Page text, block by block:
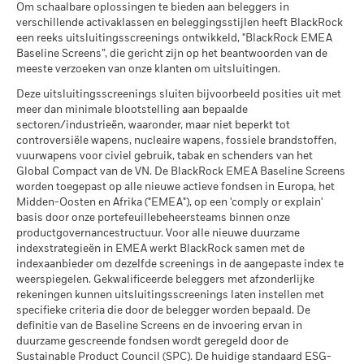
kunnen zich in de toekomst heel anders ontwikkelen. Het kan
u helpen om te beoordelen hoe het fonds in het verleden
werd beheerd
De prestaties worden weergegeven op basis van de netto-
inventariswaarde (NIW), waarbij de bruto-inkomsten, indien
van toepassing, worden herbelegd. Het rendement van uw
belegging kan stijgen of dalen als gevolg van
valutaschommelingen als uw belegging wordt gedaan in een
andere valuta dan die gebruikt in de berekening van de
prestaties in het verleden. Bron: Blackrock
Gematigd
Wat u kunt terugkrijgen na aftrek van
Gemiddeld rendement per jaar
Gunstig
Wat u kunt terugkrijgen na aftrek van
Het stressscenario laat zien wat u zou kunnen terugkrijgen in
extreme marktomstandigheden.
fondsen door Lipper
per 17/jul/2026
MSCI Gewogen Gemiddelde
Koolstofintensiteit (ton CO2-
per 17/jul/2026
74,62
MSCI ESG % Dekking
per 17/jul/2026
MSCI ESG-kwaliteitsscore –
Percentiel peer
per 17/jul/2026
Fondsen in peergroup
per 17/jul/2026
MSCI Gewogen Gemiddelde
Koolstofintensiteit % Dekking
per 17/jul/2026
96,48
Alle data komen van MSCI ESG Fund Ratings per
17/jul/2026, op basis van posities per 31/mrt/2026. De
per 30/jun/2026
MSCI – Overtreders van
Global Compact van de VN
per 30/jun/2026
0,00%
MSCI – Ketelkool
per 30/jun/2026
0,00%
MSCI – Oliezand
per 30/jun/2026
Betrokkenheid van
bedrijfsleven Dekking
per 30/jun/2026
Percentage niet-gedekt
Fonds
per 30/jun/2026
2,81%
De blootstellingen van BlackRock inzake betrokkenheid van
het bedrijfsleven, zoals hierboven weergegeven voor
Om schaalbare oplossingen te bieden aan beleggers in
verschillende activaklassen en beleggingsstijlen heeft BlackRock
een reeks uitsluitingsscreenings ontwikkeld, "BlackRock EMEA
Baseline Screens”, die gericht zijn op het beantwoorden van de
meeste verzoeken van onze klanten om uitsluitingen.
Deze uitsluitingsscreenings sluiten bijvoorbeeld posities uit met
meer dan minimale blootstelling aan bepaalde
sectoren/industrieën, waaronder, maar niet beperkt tot
controversiële wapens, nucleaire wapens, fossiele brandstoffen,
vuurwapens voor civiel gebruik, tabak en schenders van het
Global Compact van de VN. De BlackRock EMEA Baseline Screens
worden toegepast op alle nieuwe actieve fondsen in Europa, het
Midden-Oosten en Afrika ("EMEA"), op een 'comply or explain'
basis door onze portefeuillebeheersteams binnen onze
productgovernancestructuur. Voor alle nieuwe duurzame
indexstrategieën in EMEA werkt BlackRock samen met de
indexaanbieder om dezelfde screenings in de aangepaste index te
weerspiegelen. Gekwalificeerde beleggers met afzonderlijke
rekeningen kunnen uitsluitingsscreenings laten instellen met
specifieke criteria die door de belegger worden bepaald. De
definitie van de Baseline Screens en de invoering ervan in
duurzame gescreende fondsen wordt geregeld door de
Sustainable Product Council (SPC). De huidige standaard ESG-